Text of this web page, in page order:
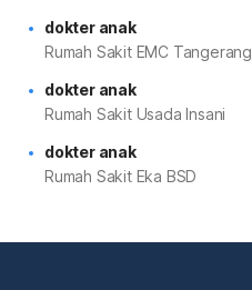
dokter anak
Rumah Sakit EMC Tangerang
dokter anak
Rumah Sakit Usada Insani
dokter anak
Rumah Sakit Eka BSD